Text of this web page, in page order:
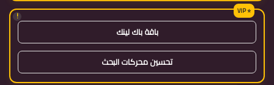
!
باقة باك لينك
تحسين محركات البحث